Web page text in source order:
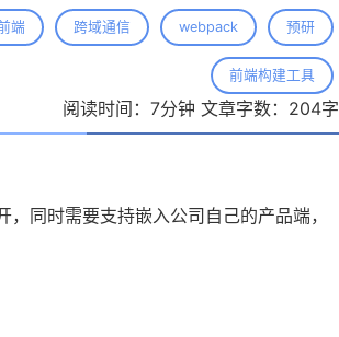
端 跨域通信 webpack 预研
前端构建工具
阅读时间： 7分钟 文章字数： 204字
同时需要支持嵌入公司自己的产品端，